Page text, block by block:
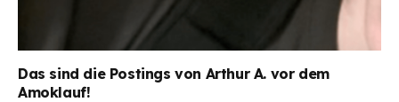
Das sind die Postings von Arthur A. vor dem
Amoklauf!